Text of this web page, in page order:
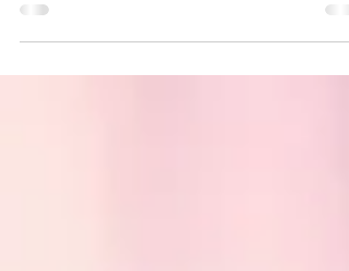
camino de Llamas Gemelas, y cómo reconectarte
la claridad y plenitud espiritual que merecés.